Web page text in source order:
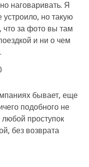
наговаривать. Я
устроило, но такую
за фото вы там
и ни о чем
бывает, еще
подобного не
проступок
без возврата